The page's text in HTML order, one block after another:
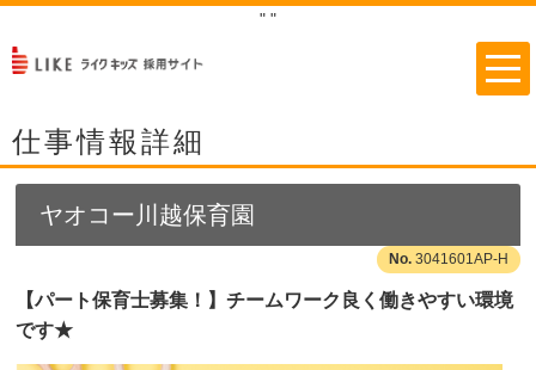
" "
仕事情報詳細
ヤオコー川越保育園
3041601AP-H
【パート保育士募集！】チームワーク良く働きやすい環境
です★